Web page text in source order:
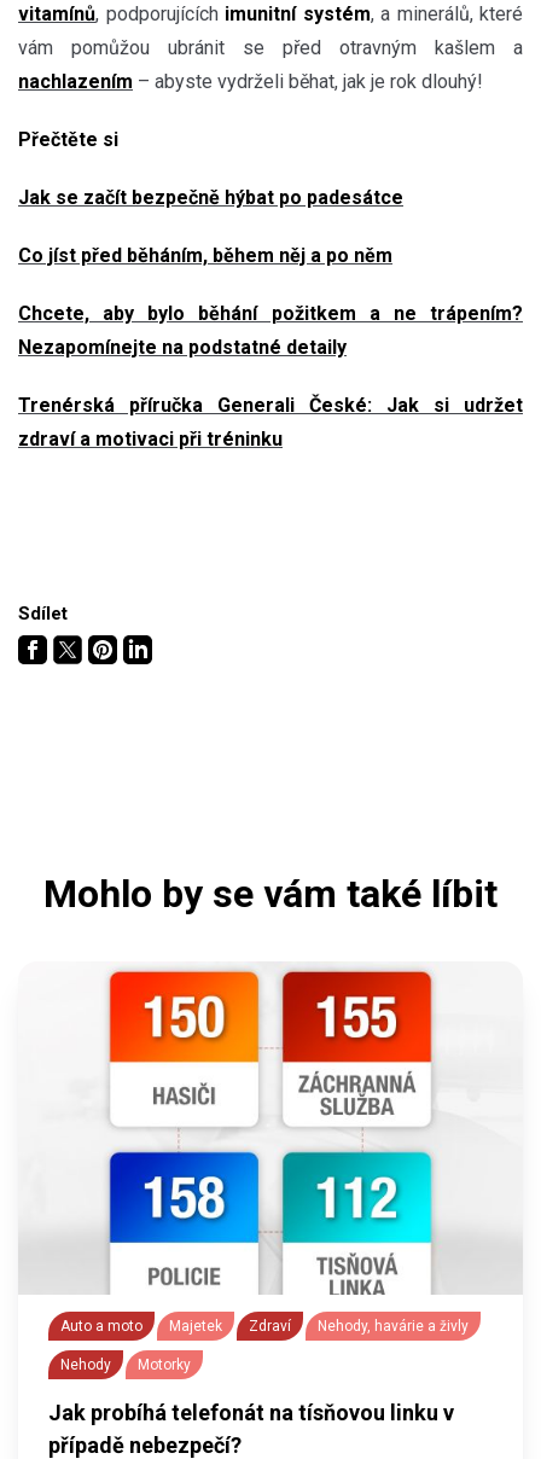
vitamínů, podporujícíchimunitní systém, a minerálů, které
vám pomůžou ubránit se před otravným kašlem a
nachlazením – abyste vydrželi běhat, jak je rok dlouhý!
Přečtěte si
Jak se začít bezpečně hýbat po padesátce
Co jíst před běháním, během něj a po něm
Chcete, aby bylo běhání požitkem a ne trápením?
Nezapomínejte na podstatné detaily
Trenérská příručka Generali České: Jak si udržet
zdraví a motivaci při tréninku
Sdílet
Mohlo by se vám také líbit
Auto a moto Majetek Zdraví Nehody, havárie a živly
Nehody Motorky
Jak probíhá telefonát na tísňovou linku v
případě nebezpečí?